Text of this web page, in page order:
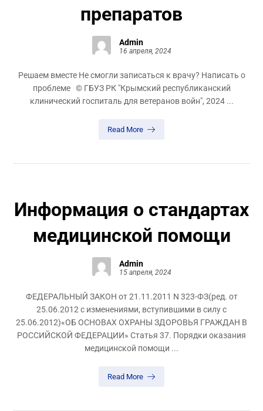
препаратов
Admin
16 апреля, 2024
Решаем вместе Не смогли записаться к врачу? Написать о
проблеме © ГБУЗ РК "Крымский республиканский
клинический госпиталь для ветеранов войн", 2024 ...
Read More
Информация о стандартах
медицинской помощи
Admin
15 апреля, 2024
ФЕДЕРАЛЬНЫЙ ЗАКОН от 21.11.2011 N 323-ФЗ(ред. от
25.06.2012 с изменениями, вступившими в силу с
25.06.2012)«ОБ ОСНОВАХ ОХРАНЫ ЗДОРОВЬЯ ГРАЖДАН В
РОССИЙСКОЙ ФЕДЕРАЦИИ» Статья 37. Порядки оказания
медицинской помощи ...
Read More